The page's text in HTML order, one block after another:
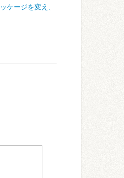
ージを変え、